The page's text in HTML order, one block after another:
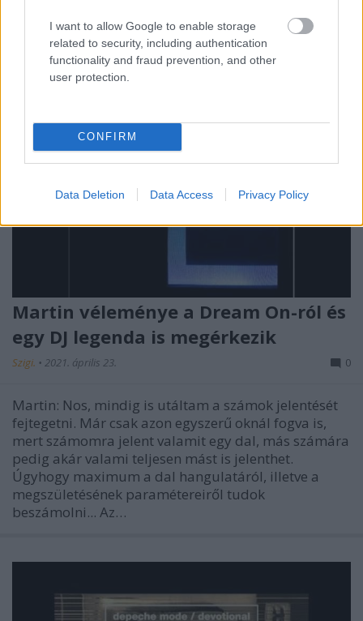
I want to allow Google to enable storage
related to security, including authentication
functionality and fraud prevention, and other
user protection.
CONFIRM
Data Deletion Data Access Privacy Policy
furcsa…
Martin véleménye a Dream On-ról és
egy DJ legenda is megérkezik
Szigi. • 2021. április 23. 0
Martin: Nos, mindig is utáltam a számok jelentését
fejtegetni. Már csak azon egyszerű oknál fogva is,
mert számomra jelent valamit egy dal, más számára
pedig akár valami teljesen mást is jelenthet.
Úgyhogy maximum a dal hangulatáról, illetve a
megszületésének paramétereiről tudok
beszámolni... Az…